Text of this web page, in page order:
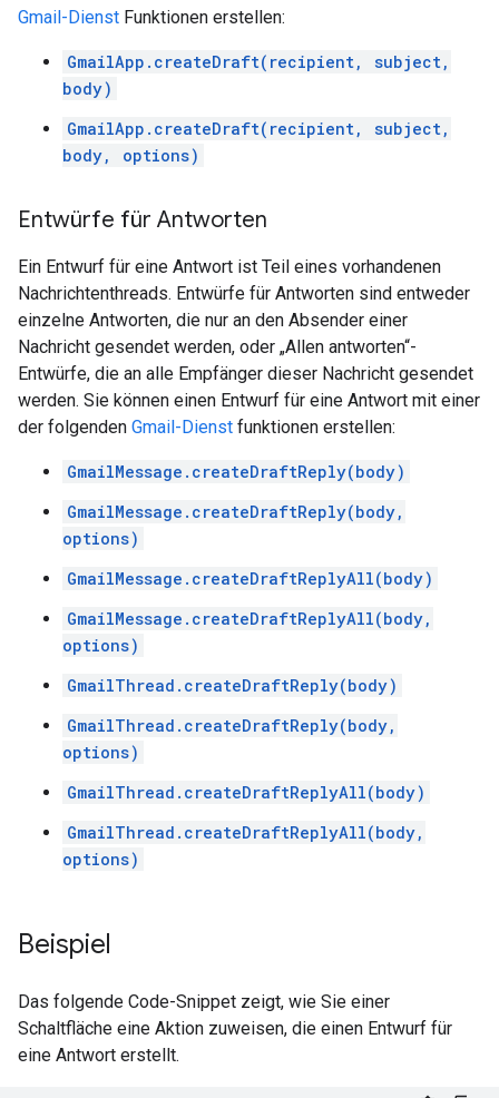
Gmail-Dienst Funktionen erstellen:
GmailApp.createDraft(recipient, subject,
body)
GmailApp.createDraft(recipient, subject,
body, options)
Entwürfe für Antworten
Ein Entwurf für eine Antwort ist Teil eines vorhandenen
Nachrichtenthreads. Entwürfe für Antworten sind entweder
einzelne Antworten, die nur an den Absender einer
Nachricht gesendet werden, oder „Allen antworten“-
Entwürfe, die an alle Empfänger dieser Nachricht gesendet
werden. Sie können einen Entwurf für eine Antwort mit einer
der folgenden Gmail-Dienst funktionen erstellen:
GmailMessage.createDraftReply(body)
GmailMessage.createDraftReply(body,
options)
GmailMessage.createDraftReplyAll(body)
GmailMessage.createDraftReplyAll(body,
options)
GmailThread.createDraftReply(body)
GmailThread.createDraftReply(body,
options)
GmailThread.createDraftReplyAll(body)
GmailThread.createDraftReplyAll(body,
options)
Beispiel
Das folgende Code-Snippet zeigt, wie Sie einer
Schaltfläche eine Aktion zuweisen, die einen Entwurf für
eine Antwort erstellt.